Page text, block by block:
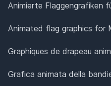
Animierte Flaggengrafiken
Animated flag graphics for
Graphiques de drapeau
Grafica animata della